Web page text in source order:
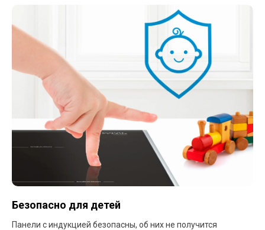
Безопасно для детей
Панели с индукцией безопасны, об них не получится